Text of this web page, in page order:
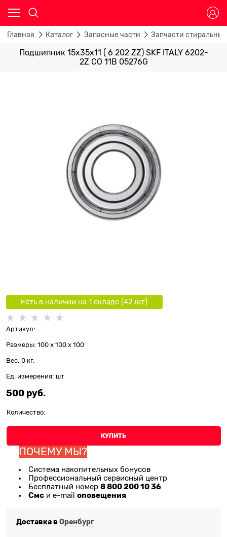
Главная Каталог Запасные части Запчасти
Подшипник 15х35х11 ( 6 202 ZZ) SKF ITALY 6202-
2Z CO 11B 05276G
Есть в наличии на 1 складe (42 шт)
Артикул:
Размеры: 100 x 100 x 100
Вес: 0 кг.
Ед. измерения: шт
500 руб.
Количество:
КУПИТЬ
ПОЧЕМУ МЫ?
Система накопительных бонусов
Профессиональный сервисный центр
Бесплатный номер 8 800 200 10 36
Смс и e-mail оповещения
Доставка в Оренбург